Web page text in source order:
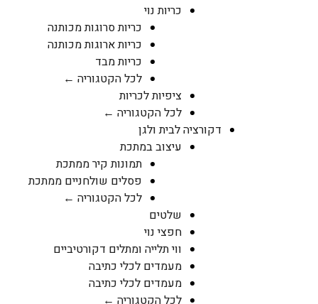
כריות נוי
כריות סרוגות מכותנה
כריות ארוגות מכותנה
כריות מבד
לכל הקטגוריה ←
ציפיות לכריות
לכל הקטגוריה ←
דקורציה לבית ולגן
עיצוב במתכת
תמונות קיר ממתכת
פסלים שולחניים ממתכת
לכל הקטגוריה ←
שלטים
חפצי נוי
ווי תלייה ומתלים דקורטיביים
מעמדים לכלי כתיבה
מעמדים לכלי כתיבה
לכל הקטגוריה ←